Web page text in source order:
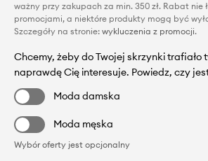
ważny przy zakupach za min. 350 zł. Rabat nie
promocjami, a niektóre produkty mogą być
Szczegóły na stronie: wykluczenia z promocji.
Chcemy, żeby do Twojej skrzynki trafiało
naprawdę Cię interesuje. Powiedz, czy
Moda damska
Moda męska
Wybór oferty jest opcjonalny